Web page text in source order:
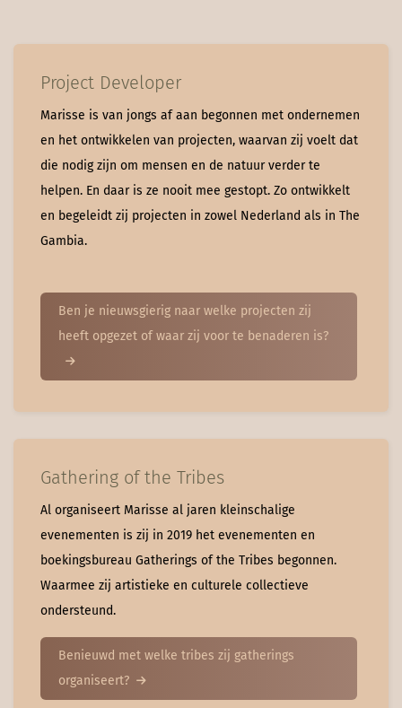
Project Developer
Marisse is van jongs af aan begonnen met ondernemen
en het ontwikkelen van projecten, waarvan zij voelt dat
die nodig zijn om mensen en de natuur verder te
helpen. En daar is ze nooit mee gestopt. Zo ontwikkelt
en begeleidt zij projecten in zowel Nederland als in The
Gambia.
Ben je nieuwsgierig naar welke projecten zij
heeft opgezet of waar zij voor te benaderen is?
Gathering of the Tribes
Al organiseert Marisse al jaren kleinschalige
evenementen is zij in 2019 het evenementen en
boekingsbureau Gatherings of the Tribes begonnen.
Waarmee zij artistieke en culturele collectieve
ondersteund.
Benieuwd met welke tribes zij gatherings
organiseert?